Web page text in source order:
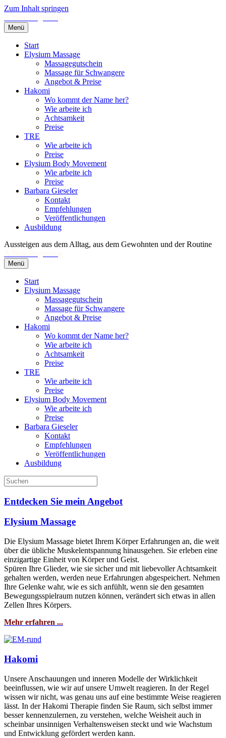
Zum Inhalt springen
A New Beginning
Menü
Start
Elysium Massage
Massagegutschein
Massage für Schwangere
Angebot & Preise
Hakomi
Wo kommt der Name her?
Wie arbeite ich
Achtsamkeit
Preise
TRE
Wie arbeite ich
Preise
Elysium Body Movement
Wie arbeite ich
Preise
Barbara Gieseler
Kontakt
Empfehlungen
Veröffentlichungen
Ausbildung
Aussteigen aus dem Alltag, aus dem Gewohnten und der Routine
A New Beginning
Menü
Start
Elysium Massage
Massagegutschein
Massage für Schwangere
Angebot & Preise
Hakomi
Wo kommt der Name her?
Wie arbeite ich
Achtsamkeit
Preise
TRE
Wie arbeite ich
Preise
Elysium Body Movement
Wie arbeite ich
Preise
Barbara Gieseler
Kontakt
Empfehlungen
Veröffentlichungen
Ausbildung
Entdecken Sie mein Angebot
Elysium Massage
Die Elysium Massage bietet Ihrem Körper Erfahrungen an, die weit
über die übliche Muskelentspannung hinausgehen. Sie erleben eine
einzigartige Einheit von Körper und Geist.
Spüren Ihre Glieder, wie sie sicher und mit liebevoller Achtsamkeit
gehalten werden, werden neue Erfahrungen abgespeichert. Nehmen
Ihre Gelenke wahr, wie es sich anfühlt, wenn sie den gesamten
Bewegungsspielraum nutzen können, verändert sich etwas in allen
Zellen Ihres Körpers.
Mehr erfahren ...
Hakomi
Unsere Anschauungen und inneren Modelle der Wirklichkeit
beeinflussen, wie wir auf unsere Umwelt reagieren. In der Regel
wissen wir nicht, was genau uns auf eine bestimmte Weise reagieren
lässt. In der Hakomi Therapie finden Sie Raum, sich selbst immer
besser kennenzulernen, zu verstehen, welche Weisheit auch in
scheinbar unsinnigen Verhaltensweisen steckt und wie Wachstum
und Entwicklung gefördert werden kann.